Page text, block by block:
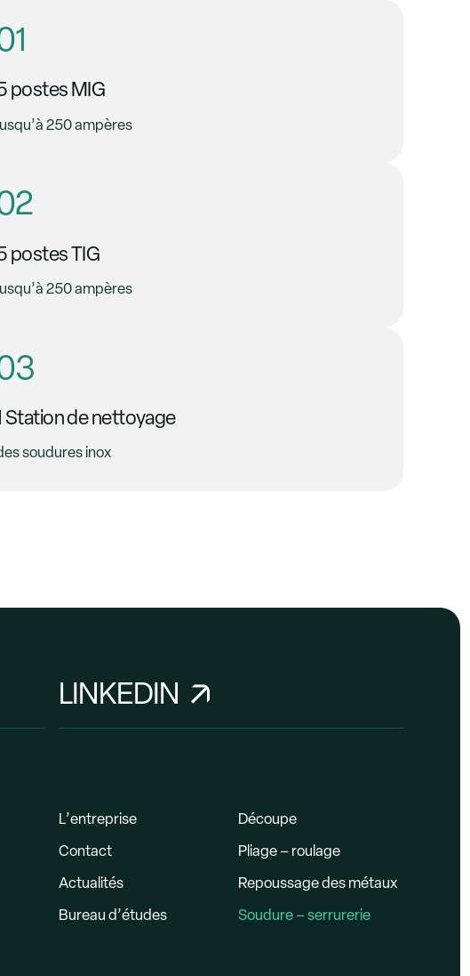
postes MIG
250 ampères
postes TIG
250 ampères
Station de nettoyage
soudures inox
LINKEDIN
L’entreprise
Contact
Actualités
Bureau d’études
Découpe
Pliage – roulage
Repoussage des métaux
Soudure – serrurerie